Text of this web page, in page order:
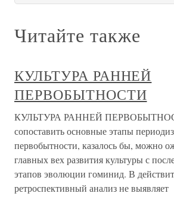
Читайте также
КУЛЬТУРА РАННЕЙ
ПЕРВОБЫТНОСТИ
КУЛЬТУРА РАННЕЙ
сопоставить основные этапы
первобытности, казалось бы, можно
главных вех развития культуры с
этапов эволюции гоминид. В
ретроспективный анализ не выявляет